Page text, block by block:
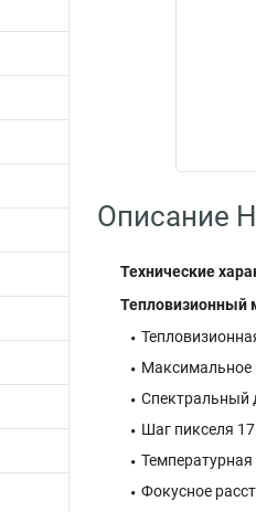
Описание
Технические
Тепловизионный
Максимальное
Спектральный
Шаг пикселя
Температурная
Фокусное